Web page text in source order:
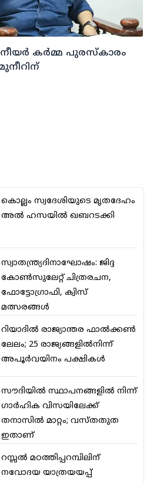
കര്‍മ്മ പുരസ്‌കാരം
കൊല്ലം സ്വദേശിയുടെ മൃതദേഹം
അല്‍ ഹസയില്‍ ഖബറടക്കി
സ്വാതന്ത്ര്യദിനാഘോഷം: ജിദ്ദ
കോണ്‍സുലേറ്റ് ചിത്രരചന,
ഫോട്ടോഗ്രാഫി, ക്വിസ്
മത്സരങ്ങള്‍
റിയാദില്‍ രാജ്യാന്തര ഫാല്‍ക്കണ്‍
ലേലം; 25 രാജ്യങ്ങളില്‍നിന്ന്
അപൂര്‍വയിനം പക്ഷികള്‍
സൗദിയില്‍ സ്ഥാപനങ്ങളില്‍ നിന്ന്
ഗാര്‍ഹിക വിസയിലേക്ക്
തനാസില്‍ മാറ്റം; വസ്തതുത
ഇതാണ്
റസ്സല്‍ മഠത്തിപ്പറമ്പിലിന്
നവോദയ യാത്രയയപ്പ്